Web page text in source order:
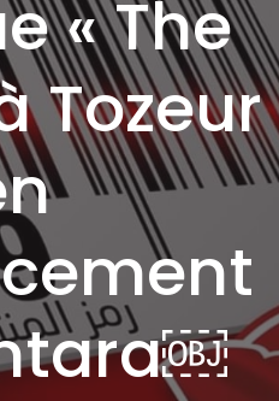
« The
Tozeur